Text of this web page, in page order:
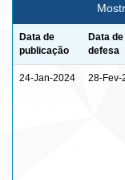
Data de
publicação
Data de
defesa
24-Jan-2024 28-Fev-